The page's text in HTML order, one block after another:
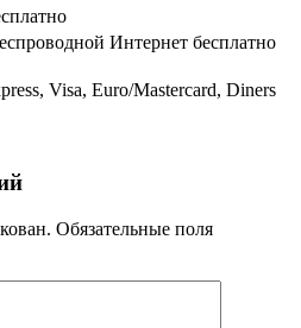
Интернет бесплатно
Visa, Euro/Mastercard, Diners
Обязательные поля